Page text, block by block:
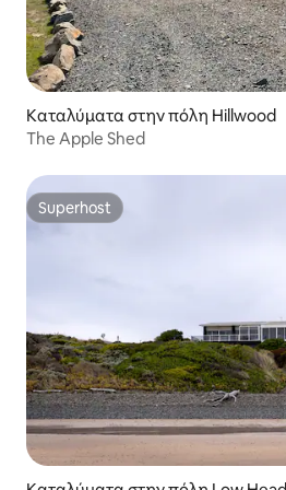
Καταλύματα στην πόλη Hillwood
The Apple Shed
Superhost
Superhost